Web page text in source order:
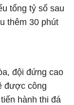
tổng tỷ số sau
thêm 30 phút
đội đứng cao
được công
hành thi đá